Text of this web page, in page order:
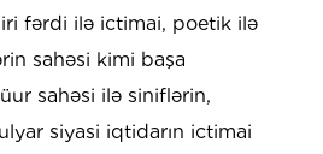
fərdi ilə ictimai, poetik ilə
sahəsi kimi başa
sahəsi ilə siniflərin,
siyasi iqtidarın ictimai